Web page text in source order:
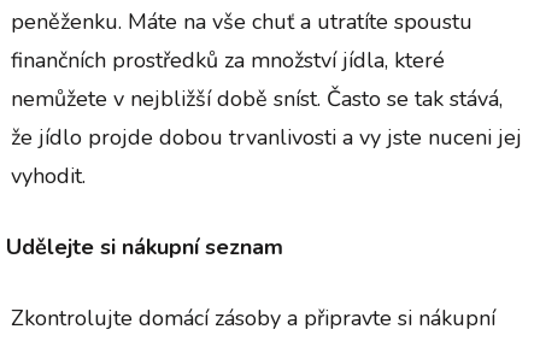
peněženku. Máte na vše chuť a utratíte spoustu
finančních prostředků za množství jídla, které
nemůžete v nejbližší době sníst. Často se tak stává,
že jídlo projde dobou trvanlivosti a vy jste nuceni jej
vyhodit.
Udělejte si nákupní seznam
Zkontrolujte domácí zásoby a připravte si nákupní